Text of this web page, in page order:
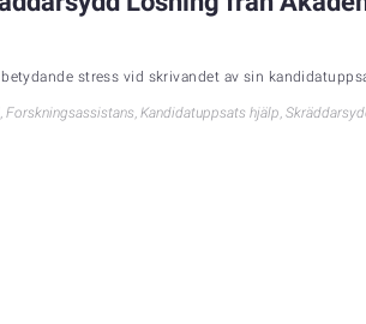
stress vid skrivandet av sin
, Forskningsassistans, Kandidatuppsats hjälp,